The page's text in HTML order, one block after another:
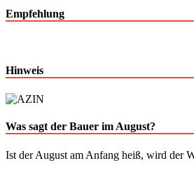
Empfehlung
Hinweis
Was sagt der Bauer im August?
Ist der August am Anfang heiß, wird der